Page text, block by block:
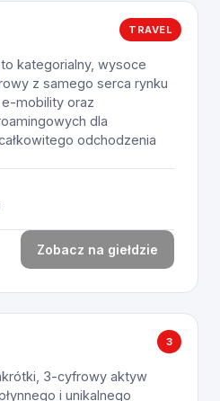
TRAVEL
kategorialny, wysoce
z samego serca rynku
mobility oraz
dla
odchodzenia
Zobacz na giełdzie
3
3-cyfrowy aktyw
i unikalnego